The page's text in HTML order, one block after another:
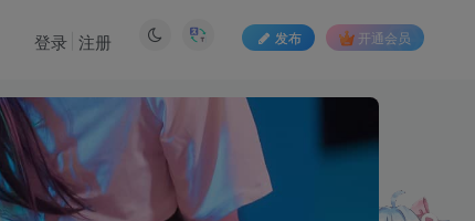
发布 开通会员
登录 注册